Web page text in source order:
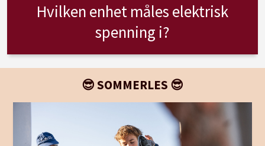
Hvilken enhet måles elektrisk
spenning i?
😎 SOMMERLES 😎